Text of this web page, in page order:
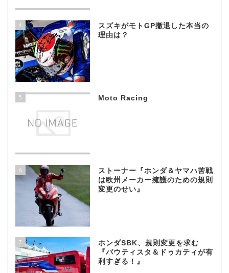
4
スズキがモトGP撤退した本当の
理由は？
5 Moto Racing
6
ストーナー『ホンダ＆ヤマハ苦戦
は欧州メーカー擁護のための規則
変更のせい』
7
ホンダSBK、規則変更を求む
『バウティスタ＆ドゥカティが有
利すぎる！』